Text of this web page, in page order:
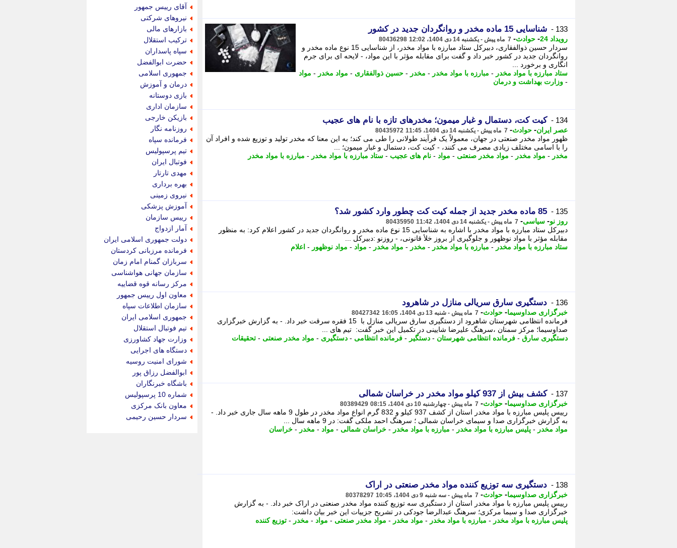
133 - شناسایی 15 ماده مخدر و روانگردان جدید در کشور
رویداد 24 - حوادث- 7 ماه پیش - یکشنبه 14 دی 1404، 12:02 80436298
سردار حسین ذوالفقاری، دبیرکل ستاد مبارزه با مواد مخدر، از شناسایی 15 نوع ماده مخدر و
روانگردان جدید در کشور خبر داد و گفت برای مقابله مؤثر با این مواد، - لایحه ای برای جرم
انگاری و برخورد ...
ستاد مبارزه با مواد مخدر - مبارزه با مواد مخدر - مخدر - حسین ذوالفقاری - مواد مخدر - مواد
- وزارت بهداشت و درمان
134 - کیت کت، دستمال و غبار میمون؛ مخدرهای تازه با نام های عجیب
عصر ایران- حوادث- 7 ماه پیش - یکشنبه 14 دی 1404، 11:45 80435972
ظهور مواد مخدر صنعتی در جهان، معمولاً یک فرآیند طولانی را طی می کند؛ به این معنا که مخدر تولید و توزیع شده و افراد آن
را با اسامی مختلف زیادی مصرف می کنند، - کیت کت، دستمال و غبار میمون؛ ...
مخدر - مواد مخدر - مواد مخدر صنعتی - مواد - نام های عجیب - ستاد مبارزه با مواد مخدر - مبارزه با مواد مخدر
135 - 85 ماده مخدر جدید از جمله کیت کت چطور وارد کشور شد؟
روز نو- سیاسی- 7 ماه پیش - یکشنبه 14 دی 1404، 11:42 80435950
دبیرکل ستاد مبارزه با مواد مخدر با اشاره به شناسایی 15 نوع ماده مخدر و روانگردان جدید در کشور اعلام کرد: به منظور
مقابله مؤثر با مواد نوظهور و جلوگیری از بروز خلأ قانونی، - روزنو :دبیرکل ...
ستاد مبارزه با مواد مخدر - مبارزه با مواد مخدر - مخدر - مواد مخدر - مواد - مواد نوظهور - اعلام
136 - دستگیری سارق سریالی منازل در شاهرود
خبرگزاری صداوسیما- حوادث- 7 ماه پیش - شنبه 13 دی 1404، 16:05 80427342
فرمانده انتظامی شهرستان شاهرود از دستگیری سارق سریالی منازل با 15 فقره سرقت خبر داد. - به گزارش خبرگزاری
صداوسیما؛ مرکز سمنان ،️سرهنگ علیرضا شایینی در تکمیل این خبر گفت: تیم های ...
دستگیری سارق - فرمانده انتظامی شهرستان - دستگیر - فرمانده انتظامی - دستگیری - مواد مخدر صنعتی - تحقیقات
137 - کشف بیش از 937 کیلو مواد مخدر در خراسان شمالی
خبرگزاری صداوسیما- حوادث- 7 ماه پیش - چهارشنبه 10 دی 1404، 08:15 80389429
رییس پلیس مبارزه با مواد مخدر استان از کشف 937 کیلو و 832 گرم انواع مواد مخدر در طول 9 ماهه سال جاری خبر داد. -
به گزارش خبرگزاری صدا و سیمای خراسان شمالی ؛ سرهنگ احمد ملکی گفت: در 9 ماهه سال ...
مواد مخدر - پلیس مبارزه با مواد مخدر - مبارزه با مواد مخدر - خراسان شمالی - مواد - مخدر - خراسان
138 - دستگیری سه توزیع کننده مواد مخدر صنعتی در اراک
خبرگزاری صداوسیما- حوادث- 7 ماه پیش - سه شنبه 9 دی 1404، 10:45 80378297
رییس پلیس مبارزه با مواد مخدر استان از دستگیری سه توزیع کننده مواد مخدر صنعتی در اراک خبر داد. - به گزارش
خبرگزاری صدا و سیما مرکزی؛ سرهنگ عبدالرضا جودکی در تشریح جزییات این خبر بیان داشت:
پلیس مبارزه با مواد مخدر - مبارزه با مواد مخدر - مواد مخدر - مواد مخدر صنعتی - مواد - مخدر - توزیع کننده
آقای رییس جمهور
نیروهای شرکتی
بازارهای مالی
ترکیب استقلال
سپاه پاسداران
حضرت ابوالفضل
جمهوری اسلامی
درمان و آموزش
بازی دوستانه
سازمان اداری
بازیکن خارجی
روزنامه نگار
فرمانده سپاه
تیم پرسپولیس
فوتبال ایران
مهدی تارتار
بهره برداری
نیروی زمینی
آموزش پزشکی
رییس سازمان
آمار ازدواج
دولت جمهوری اسلامی ایران
فرمانده مرزبانی کردستان
سربازان گمنام امام زمان
سازمان جهانی هواشناسی
مرکز رسانه قوه قضاییه
معاون اول رییس جمهور
سازمان اطلاعات سپاه
جمهوری اسلامی ایران
تیم فوتبال استقلال
وزارت جهاد کشاورزی
دستگاه های اجرایی
شورای امنیت روسیه
ابوالفضل رزاق پور
باشگاه خبرنگاران
شماره 10 پرسپولیس
معاون بانک مرکزی
سردار حسین رحیمی